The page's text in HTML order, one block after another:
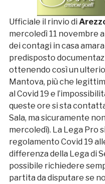
Ufficiale il rinvio di
mercoledì 11 novembre
dei contagi in casa
predisposto
ottenendo così un
Mantova, più che
al Covid 19 e
queste ore si sta
Sala, ma sicuramente
mercoledì). La Lega Pro
regolamento Covid 19
differenza della Lega di
possibile richiedere
partita da disputare se